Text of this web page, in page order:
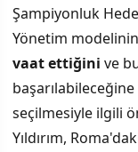
Şampiyonluk
Yönetim modelinin
vaat ettiğini ve
başarılabileceğine
seçilmesiyle ilgili
Yıldırım,